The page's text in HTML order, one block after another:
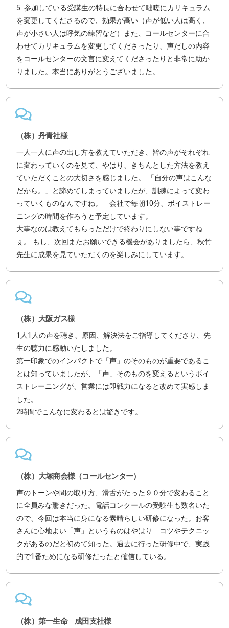
5. 参加している受講生の特長に合わせて咄嗟にカリキュラム
を変更してくださるので、効果が高い（声が低い人は高く、
声が小さい人は呼気の練習など）また、コールセンターに合
わせてカリキュラムを変更してくださったり、声だしの内容
をコールセンターの文言に変えてくださったりと非常に助か
りました。本当にありがとうございました。
（株）丹青社様
一人一人に声の出し方を教えていただき、皆の声がそれぞれ
に変わっていくのを見て、やはり、きちんとした方法を教え
ていただくことの大切さを感じました。 「自分の声はこんな
だから。」と諦めてしまっていましたが、訓練によって変わ
っていくものなんですね。 会社で毎朝10分、ボイストレー
ニングの時間を作ろうと予定しています。
大事なのは教えてもらっただけで終わりにしない事ですね
ぇ。 もし、次回またお願いできる機会がありましたら、秋竹
先生に成果を見ていただくのを楽しみにしています。
（株）大阪ガス様
1人1人の声を聴き、原因、解決法をご指導してくださり、先
生の聴力に感動いたしました。
第一印象でのインパクトで「声」のそのものが重要であるこ
とは知っていましたが、「声」そのものを変えるというボイ
ストレーニングが、営業には即戦力になると改めて実感しま
した。
2時間でこんなに変わるとは驚きです。
（株）大塚商会様（コールセンター）
声のトーンや間の取り方、滑舌がたった９０分で変わること
に全員みな驚きだった。電話コンクールの受験生も数名いた
ので、今回は本当に身になる素晴らしい研修になった。お客
さんに心地よい「声」というものはやはり コツやテクニッ
クがあるのだと初めて知った。過去に行った研修中で、実践
的で1番ためになる研修だったと確信している。
（株）第一生命 成田支社様